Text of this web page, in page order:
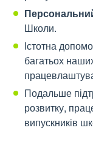
Школи.
Істотна
багатьох
Подальше
розвитку,
випускників